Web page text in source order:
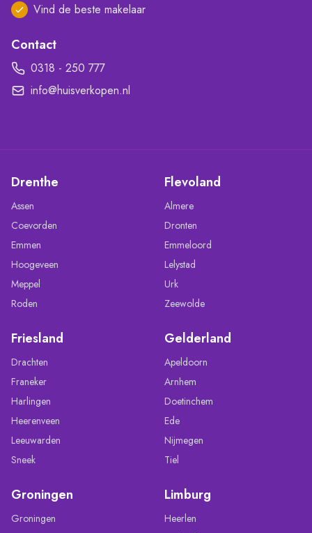
Vind de beste makelaar
Contact
0318 - 250 777
info@huisverkopen.nl
Drenthe
Assen
Coevorden
Emmen
Hoogeveen
Meppel
Roden
Flevoland
Almere
Dronten
Emmeloord
Lelystad
Urk
Zeewolde
Friesland
Drachten
Franeker
Harlingen
Heerenveen
Leeuwarden
Sneek
Gelderland
Apeldoorn
Arnhem
Doetinchem
Ede
Nijmegen
Tiel
Groningen
Groningen
Limburg
Heerlen